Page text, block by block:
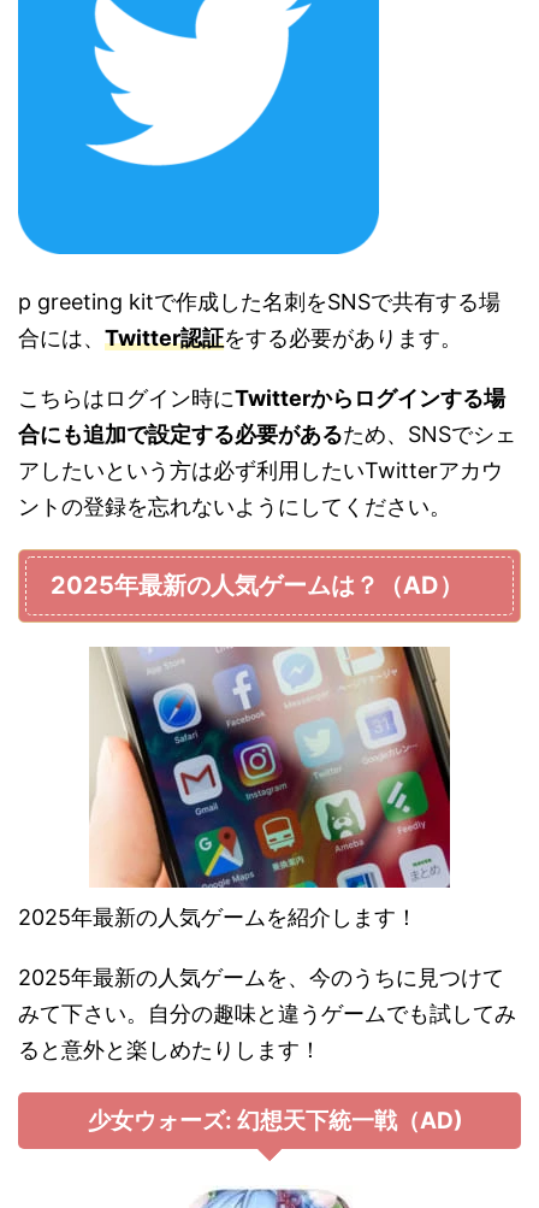
p greeting kitで作成した名刺をSNSで共有する場
合には、 Twitter認証をする必要があります。
こちらはログイン時にTwitterからログインする場
合にも追加で設定する必要があるため、SNSでシェ
アしたいという方は必ず利用したいTwitterアカウ
ントの登録を忘れないようにしてください。
2025年最新の人気ゲームは？（AD）
2025年最新の人気ゲームを紹介します！
2025年最新の人気ゲームを、今のうちに見つけて
みて下さい。自分の趣味と違うゲームでも試してみ
ると意外と楽しめたりします！
少女ウォーズ: 幻想天下統一戦（AD)